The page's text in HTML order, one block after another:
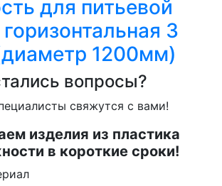
для питьевой
3
1200мм)
вопросы?
свяжутся с вами!
изделия из пластика
в короткие сроки!